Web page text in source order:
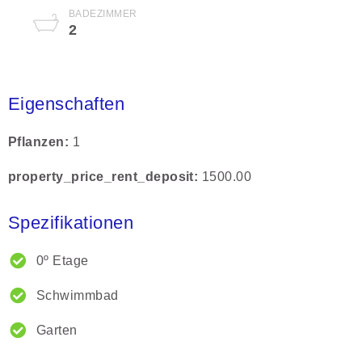
BADEZIMMER
2
Eigenschaften
Pflanzen 1
property_price_rent_deposit 1500.00
Spezifikationen
0º Etage
Schwimmbad
Garten